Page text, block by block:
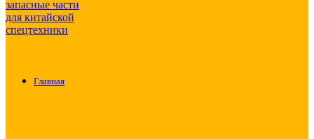
Главная